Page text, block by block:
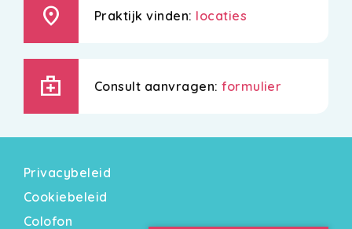
location_on Praktijk vinden: locaties
medical_services Consult aanvragen:formulier
Privacybeleid
Cookiebeleid
Colofon